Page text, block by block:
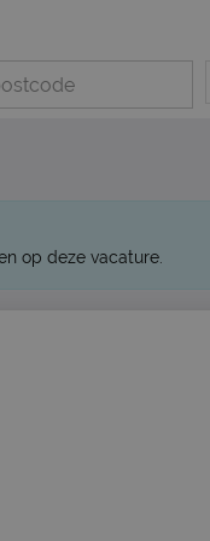
op deze vacature.